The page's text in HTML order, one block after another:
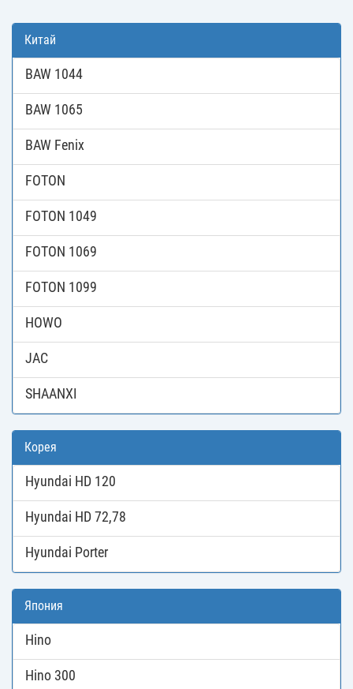
Китай
BAW 1044
BAW 1065
BAW Fenix
FOTON
FOTON 1049
FOTON 1069
FOTON 1099
HOWO
JAC
SHAANXI
Корея
Hyundai HD 120
Hyundai HD 72,78
Hyundai Porter
Япония
Hino
Hino 300